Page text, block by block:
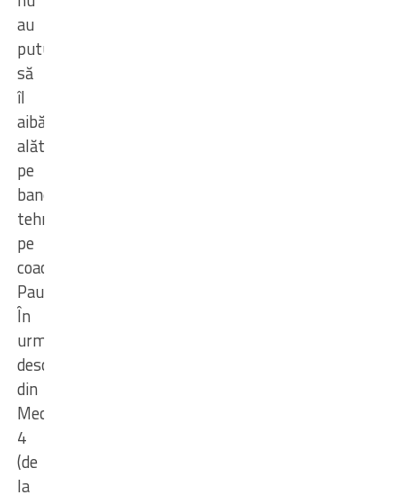
au
putut
să
îl
aibă
alături,
pe
banca
tehnică,
pe
coach
Paul.
În
urma
descalificării
din
Meciul
4
(de
la